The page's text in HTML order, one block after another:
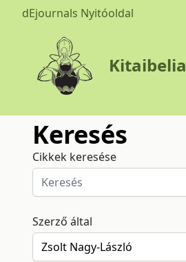
dEjournals Nyitóoldal
Kitaibelia
Keresés
Cikkek keresése
Szerző által